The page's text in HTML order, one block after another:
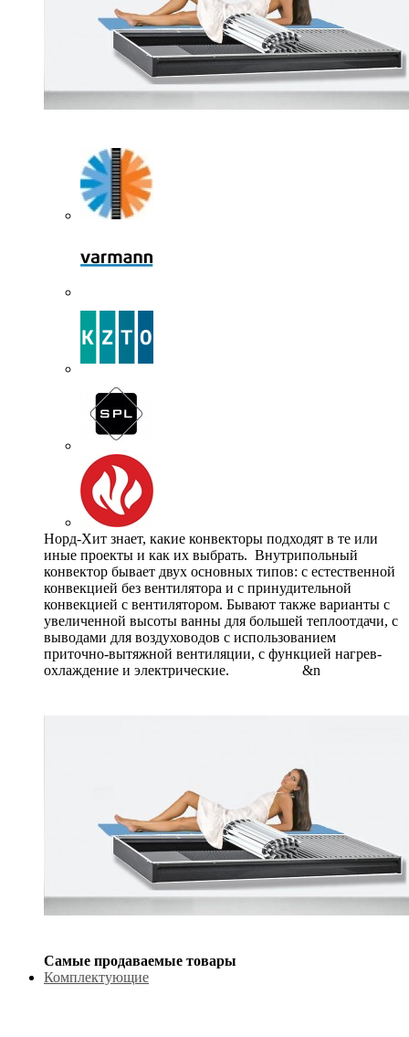
Норд-Хит знает, какие конвекторы подходят в те или
иные проекты и как их выбрать. Внутрипольный
конвектор бывает двух основных типов: с естественной
конвекцией без вентилятора и с принудительной
конвекцией с вентилятором. Бывают также варианты с
увеличенной высоты ванны для большей теплоотдачи, с
выводами для воздуховодов с использованием
приточно-вытяжной вентиляции, с функцией нагрев-
охлаждение и электрические. &n
Самые продаваемые товары
Комплектующие